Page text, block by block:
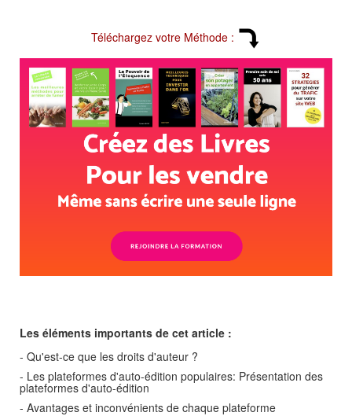
Téléchargez votre Méthode :
Les éléments importants de cet article :
- Qu'est-ce que les droits d'auteur ?
- Les plateformes d'auto-édition populaires: Présentation des
plateformes d'auto-édition
- Avantages et inconvénients de chaque plateforme